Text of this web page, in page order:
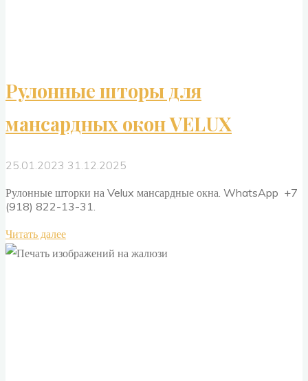
Рулонные шторы для
мансардных окон VELUX
25.01.2023 31.12.2025
Рулонные шторки на Velux мансардные окна. WhatsApp +7
(918) 822-13-31.
Читать далее"Рулонные
шторы